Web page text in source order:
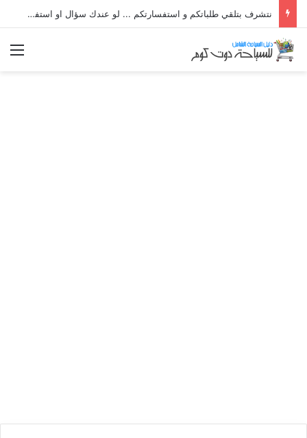
نتشرف بتلقي طلباتكم و استفسارتكم ... لو عندك سؤال او استفسار ماتدرددش فى طلب المساعدة